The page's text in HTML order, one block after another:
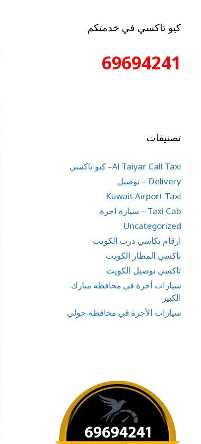
كيو تاكسي في خدمتكم
69694241
تصنيفات
Al Taiyar Call Taxi– كيو تاكسي
Delivery – توصيل
Kuwait Airport Taxi
Taxi Cab – سيارة اجرة
Uncategorized
ارقام تكاسي درب الكويت
تاكسي المطار الكويت
تاكسي توصيل الكويت
سيارات أجرة في محافظة مبارك
الكبير
سيارات الأجرة في محافظة حولي